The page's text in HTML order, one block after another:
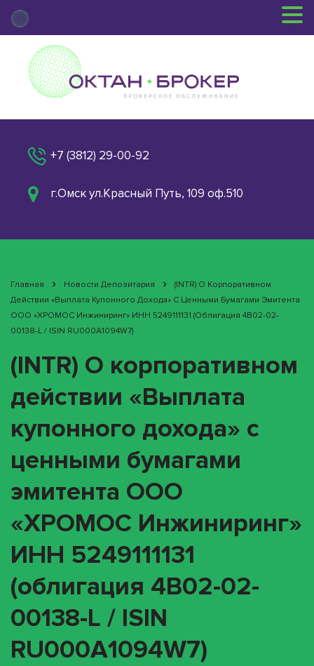
+7 (3812) 29-00-92
г.Омск ул.Красный Путь, 109 оф.510
Главная Новости Депозитария
(INTR) О Корпоративном
Действии «Выплата Купонного Дохода» С Ценными Бумагами Эмитента
ООО «ХРОМОС Инжиниринг» ИНН 5249111131 (облигация 4B02-02-
00138-L / ISIN RU000A1094W7)
(INTR) О корпоративном
действии «Выплата
купонного дохода» с
ценными бумагами
эмитента ООО
«ХРОМОС Инжиниринг»
ИНН 5249111131
(облигация 4B02-02-
00138-L / ISIN
RU000A1094W7)